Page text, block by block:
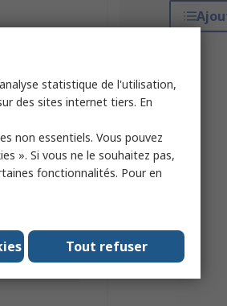
statistique de l'utilisation,
des sites internet tiers. En
non essentiels. Vous pouvez
». Si vous ne le souhaitez pas,
fonctionnalités. Pour en
Tout refuser